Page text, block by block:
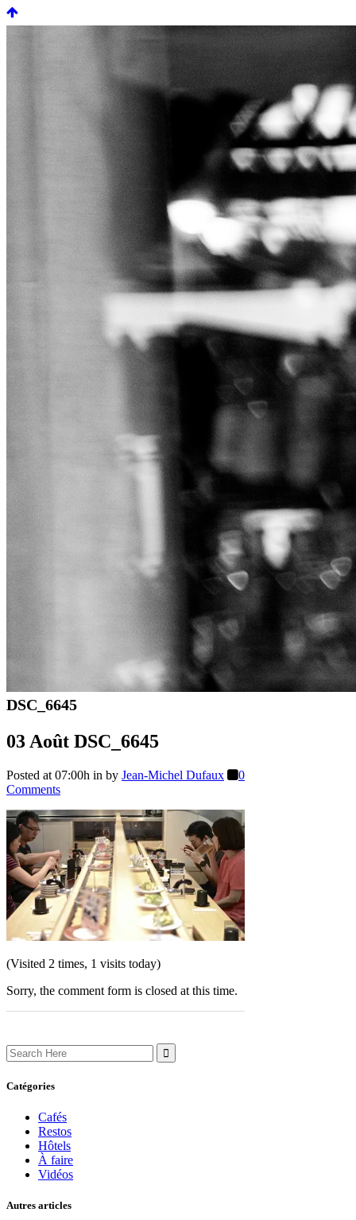
DSC_6645
03 Août DSC_6645
Posted at 07:00h in by Jean-Michel Dufaux
0
Comments
(Visited 2 times, 1 visits today)
Sorry, the comment form is closed at this time.
Search
for:
Catégories
Cafés
Restos
Hôtels
À faire
Vidéos
Autres articles